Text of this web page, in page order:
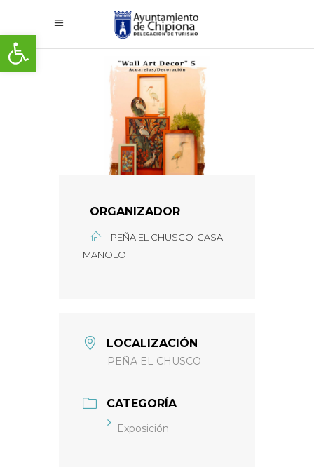
Abrir barra de herramientas
ORGANIZADOR
PEÑA EL CHUSCO-CASA
MANOLO
LOCALIZACIÓN
PEÑA EL CHUSCO
CATEGORÍA
Exposición